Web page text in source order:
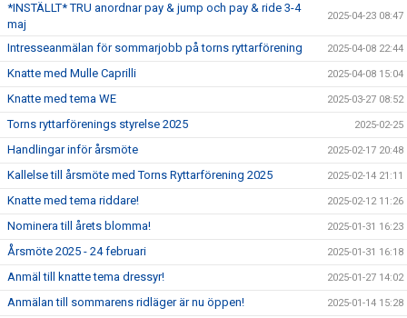
*INSTÄLLT* TRU anordnar pay & jump och pay & ride 3-4
maj
2025-04-23 08:47
Intresseanmälan för sommarjobb på torns ryttarförening 2025-04-08 22:44
Knatte med Mulle Caprilli 2025-04-08 15:04
Knatte med tema WE 2025-03-27 08:52
Torns ryttarförenings styrelse 2025 2025-02-25
Handlingar inför årsmöte 2025-02-17 20:48
Kallelse till årsmöte med Torns Ryttarförening 2025 2025-02-14 21:11
Knatte med tema riddare! 2025-02-12 11:26
Nominera till årets blomma! 2025-01-31 16:23
Årsmöte 2025 - 24 februari 2025-01-31 16:18
Anmäl till knatte tema dressyr! 2025-01-27 14:02
Anmälan till sommarens ridläger är nu öppen! 2025-01-14 15:28